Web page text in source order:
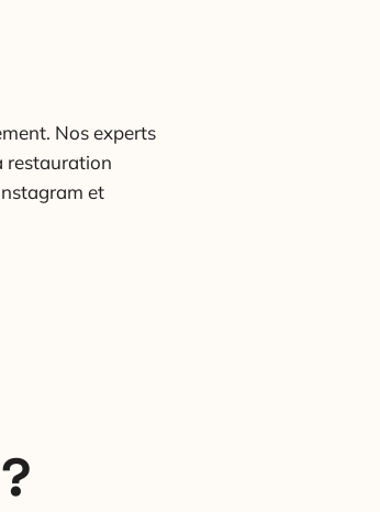
Nos experts
restauration
et